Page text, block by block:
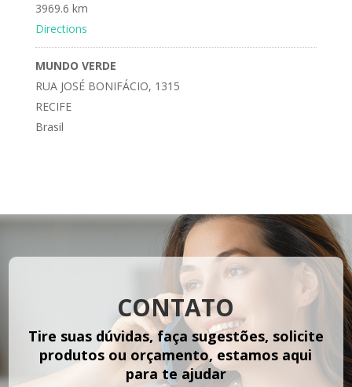
3969.6 km
Directions
MUNDO VERDE
RUA JOSÉ BONIFÁCIO, 1315
RECIFE
Brasil
MUNDO VERDE
RUA DOUTOR JOÃO SANTOS FILHO, 255
RECIFE
Directions
NAT GEO COMERCIO E REPRESENTACOES LTDA
CONTATO
Tire suas dúvidas, faça sugestões, solicite
produtos ou orçamento, estamos aqui
para te ajudar